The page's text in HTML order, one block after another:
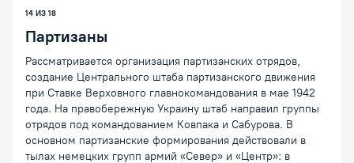
14 ИЗ 18
Партизаны
Рассматривается организация партизанских отрядов,
создание Центрального штаба партизанского движения
при Ставке Верховного главнокомандования в мае 1942
года. На правобережную Украину штаб направил группы
отрядов под командованием Ковпака и Сабурова. В
основном партизанские формирования действовали в
тылах немецких групп армий «Север» и «Центр»: в